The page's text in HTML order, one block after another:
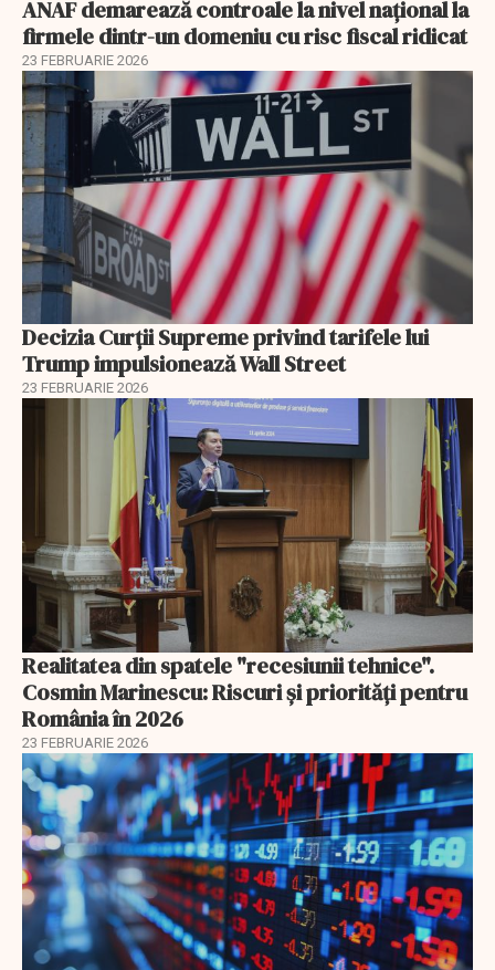
ANAF demarează controale la nivel naţional la
firmele dintr-un domeniu cu risc fiscal ridicat
23 FEBRUARIE 2026
Decizia Curții Supreme privind tarifele lui
Trump impulsionează Wall Street
23 FEBRUARIE 2026
Realitatea din spatele "recesiunii tehnice".
Cosmin Marinescu: Riscuri și priorități pentru
România în 2026
23 FEBRUARIE 2026